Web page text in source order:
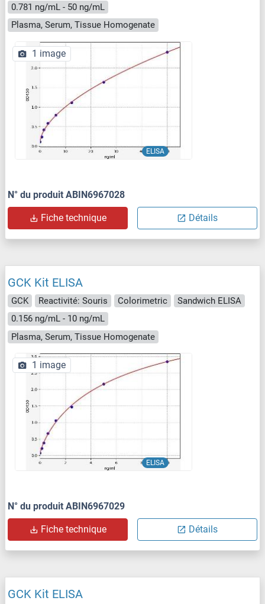
0.781 ng/mL - 50 ng/mL
Plasma, Serum, Tissue Homogenate
ELISA
1 image
N° du produit ABIN6967028
Fiche technique Détails
GCK Kit ELISA
GCK Reactivité: Souris Colorimetric
Sandwich ELISA
0.156 ng/mL - 10 ng/mL
Plasma, Serum, Tissue Homogenate
ELISA
1 image
N° du produit ABIN6967029
Fiche technique Détails
GCK Kit ELISA